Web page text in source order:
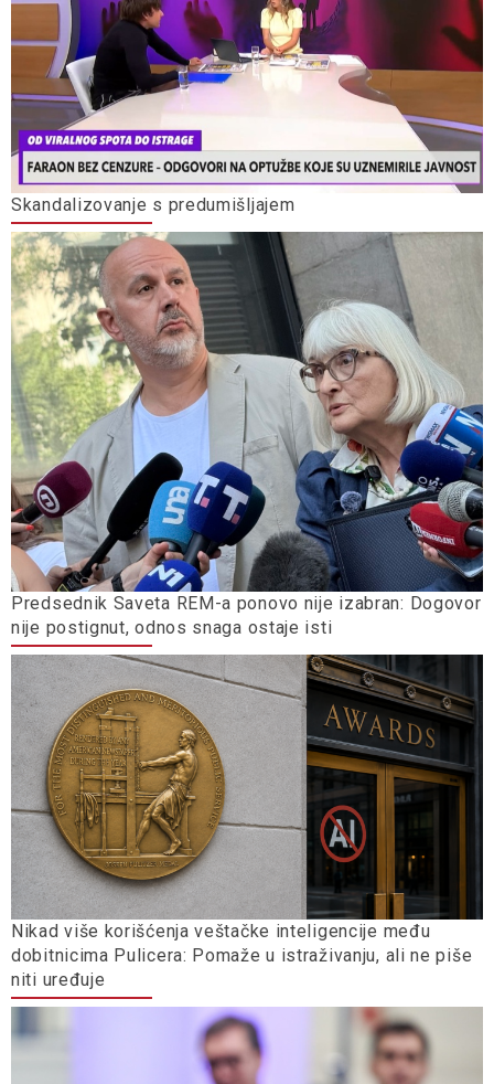
Skandalizovanje s predumišljajem
Predsednik Saveta REM-a ponovo nije izabran: Dogovor
nije postignut, odnos snaga ostaje isti
Nikad više korišćenja veštačke inteligencije među
dobitnicima Pulicera: Pomaže u istraživanju, ali ne piše
niti uređuje